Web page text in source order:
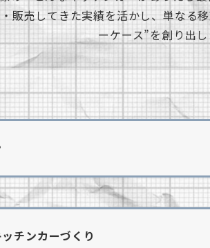
販売してきた実績を活かし、単なる
ーケース”を創り出し
チンカーづくり